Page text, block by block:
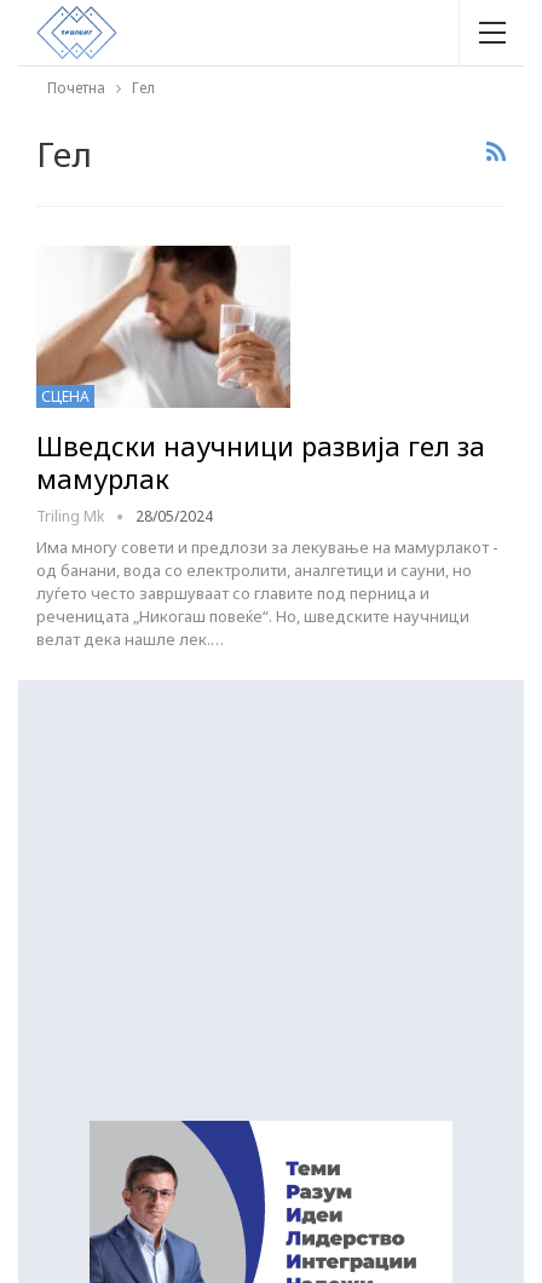
Почетна Гел
Гел
СЦЕНА
Шведски научници развија гел за
мамурлак
Triling Mk 28/05/2024
Има многу совети и предлози за лекување на мамурлакот -
од банани, вода со електролити, аналгетици и сауни, но
луѓето често завршуваат со главите под перница и
реченицата „Никогаш повеќе“. Но, шведските научници
велат дека нашле лек.…